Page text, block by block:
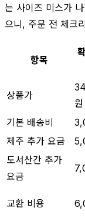
는 사이즈 미스가
으니, 주문 전 체크
항목
상품가
원
기본 배송비
제주 추가 요금
도서산간 추가
요금
교환 비용